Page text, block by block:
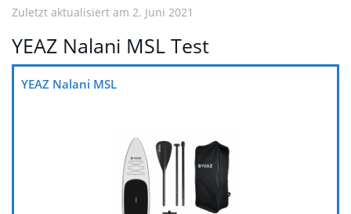
Zuletzt aktualisiert am 2. Juni 2021
YEAZ Nalani MSL Test
YEAZ Nalani MSL